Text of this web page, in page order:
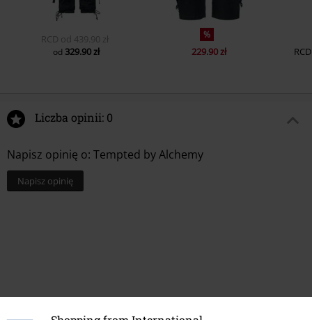
RCD od 439.90 zł
od329.90 zł
%
229.90 zł RCD
Liczba opinii: 0
Napisz opinię o: Tempted by Alchemy
Napisz opinię